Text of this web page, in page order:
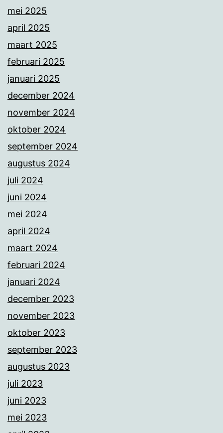
mei 2025
april 2025
maart 2025
februari 2025
januari 2025
december 2024
november 2024
oktober 2024
september 2024
augustus 2024
juli 2024
juni 2024
mei 2024
april 2024
maart 2024
februari 2024
januari 2024
december 2023
november 2023
oktober 2023
september 2023
augustus 2023
juli 2023
juni 2023
mei 2023